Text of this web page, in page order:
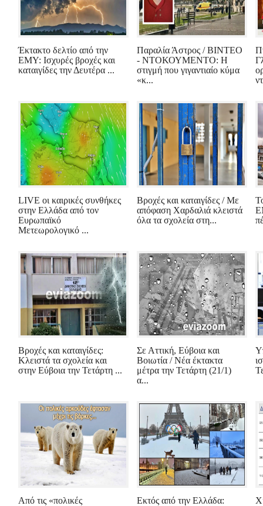
Έκτακτο δελτίο από την
ΕΜΥ: Ισχυρές βροχές και
καταιγίδες την Δευτέρα ...
Παραλία Άστρος / ΒΙΝΤΕΟ
- ΝΤΟΚΟΥΜΕΝΤΟ: Η
στιγμή που γιγαντιαίο κύμα
«κ...
LIVE οι καιρικές συνθήκες
στην Ελλάδα από τον
Ευρωπαϊκό
Μετεωρολογικό ...
Βροχές και καταιγίδες / Με
απόφαση Χαρδαλιά κλειστά
όλα τα σχολεία στη...
Βροχές και καταιγίδες:
Κλειστά τα σχολεία και
στην Εύβοια την Τετάρτη ...
Σε Αττική, Εύβοια και
Βοιωτία / Νέα έκτακτα
μέτρα την Τετάρτη (21/1)
α...
Από τις «πολικές
Εκτός από την Ελλάδα: